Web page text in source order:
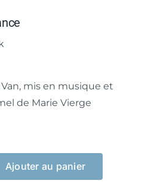
mis en musique et
de Marie Vierge
Ajouter au panier